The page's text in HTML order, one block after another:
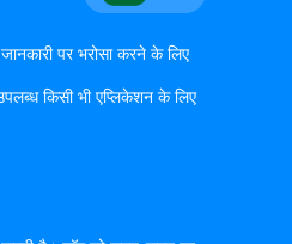
पर भरोसा करने के लिए
किसी भी एप्लिकेशन के लिए